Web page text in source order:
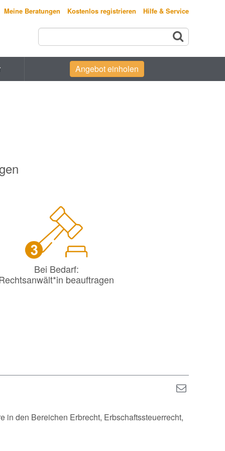
Meine Beratungen Kostenlos registrieren Hilfe & Service
Angebot einholen
Bei Bedarf:
beauftragen
den Bereichen Erbrecht, Erbschaftssteuerrecht,